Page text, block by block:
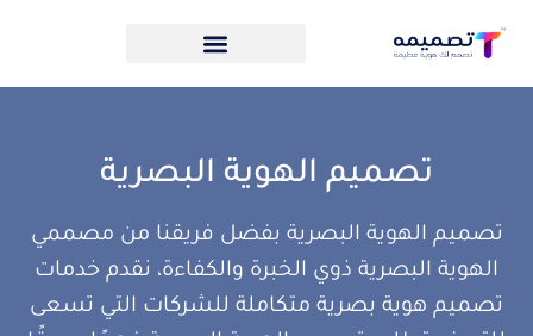
تصميم الهوية البصرية
تصميم الهوية البصرية بفضل فريقنا من مصممي
الهوية البصرية ذوي الخبرة والكفاءة، نقدم خدمات
تصميم هوية بصرية متكاملة للشركات التي تسعى